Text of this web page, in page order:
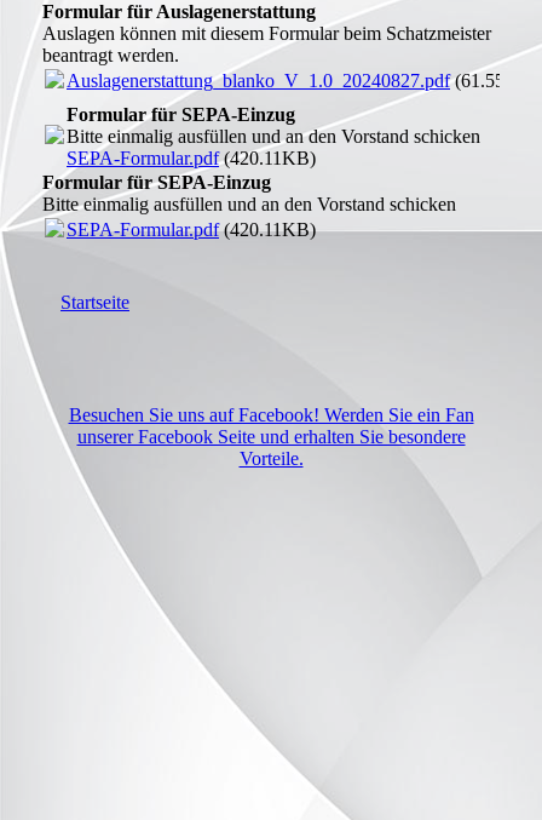
Formular für Auslagenerstattung
Auslagen können mit diesem Formular beim Schatzmeister
beantragt werden.
Auslagenerstattung_blanko_V_1.0_20240827.pdf(61.55KB)
Formular für SEPA-Einzug
Bitte einmalig ausfüllen und an den Vorstand schicken
SEPA-Formular.pdf(420.11KB)
Formular für SEPA-Einzug
Bitte einmalig ausfüllen und an den Vorstand schicken
SEPA-Formular.pdf(420.11KB)
Startseite
Besuchen Sie uns auf Facebook! Werden Sie ein Fan
unserer Facebook Seite und erhalten Sie besondere
Vorteile.